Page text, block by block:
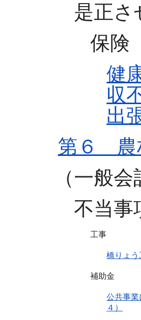
是正さ
保険
健
収
出
第６ 農
（一般会
不当事
工事
橋りょう
補助金
公共事
４）